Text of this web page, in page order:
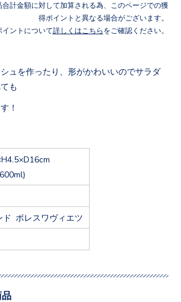
計金額に対して加算される為、このページでの獲
得ポイントと異なる場合がございます。
イントについて詳しくはこちら をご確認ください。
ュを作ったり、形がかわいいのでサラダ
も
！
ド ボレスワヴィエツ
品